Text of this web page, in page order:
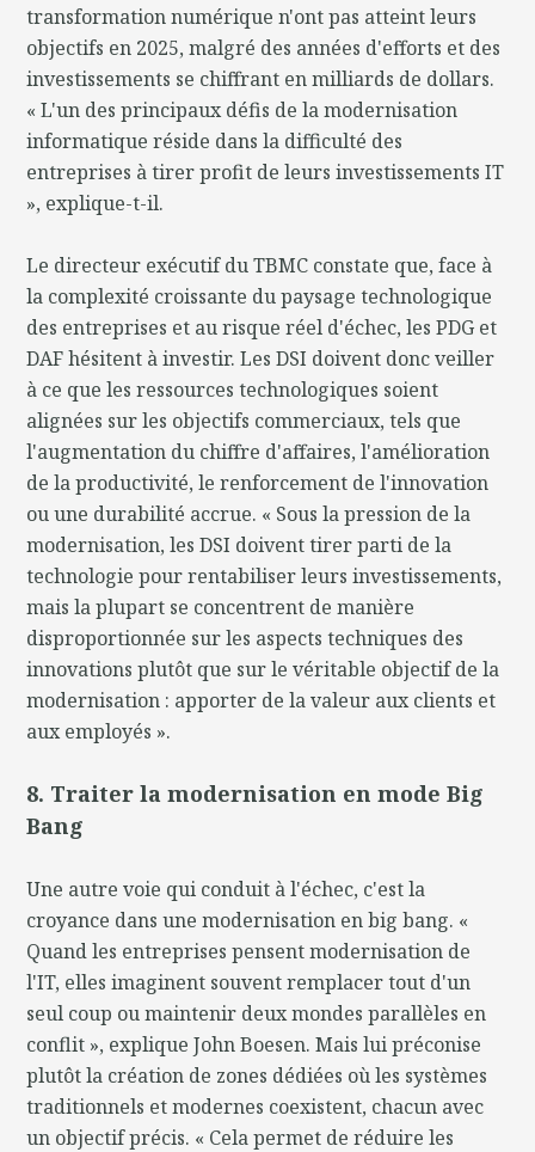
transformation numérique n'ont pas atteint leurs
objectifs en 2025, malgré des années d'efforts et des
investissements se chiffrant en milliards de dollars.
« L'un des principaux défis de la modernisation
informatique réside dans la difficulté des
entreprises à tirer profit de leurs investissements IT
», explique-t-il.
Le directeur exécutif du TBMC constate que, face à
la complexité croissante du paysage technologique
des entreprises et au risque réel d'échec, les PDG et
DAF hésitent à investir. Les DSI doivent donc veiller
à ce que les ressources technologiques soient
alignées sur les objectifs commerciaux, tels que
l'augmentation du chiffre d'affaires, l'amélioration
de la productivité, le renforcement de l'innovation
ou une durabilité accrue. « Sous la pression de la
modernisation, les DSI doivent tirer parti de la
technologie pour rentabiliser leurs investissements,
mais la plupart se concentrent de manière
disproportionnée sur les aspects techniques des
innovations plutôt que sur le véritable objectif de la
modernisation : apporter de la valeur aux clients et
aux employés ».
8. Traiter la modernisation en mode Big
Bang
Une autre voie qui conduit à l'échec, c'est la
croyance dans une modernisation en big bang. «
Quand les entreprises pensent modernisation de
l'IT, elles imaginent souvent remplacer tout d'un
seul coup ou maintenir deux mondes parallèles en
conflit », explique John Boesen. Mais lui préconise
plutôt la création de zones dédiées où les systèmes
traditionnels et modernes coexistent, chacun avec
un objectif précis. « Cela permet de réduire les